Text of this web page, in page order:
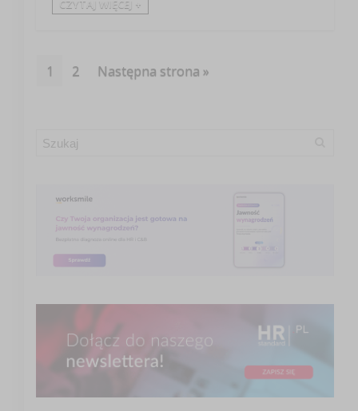
CZYTAJ WIĘCEJ +
1 2 Następna strona »